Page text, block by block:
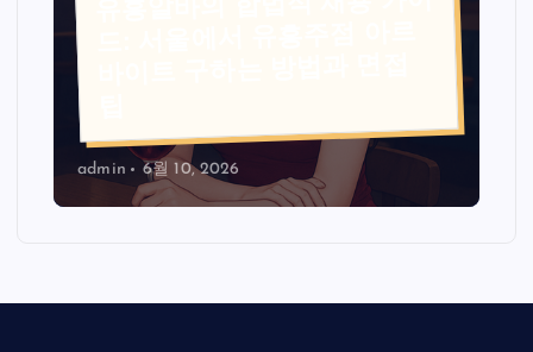
admin 6월 10, 2026